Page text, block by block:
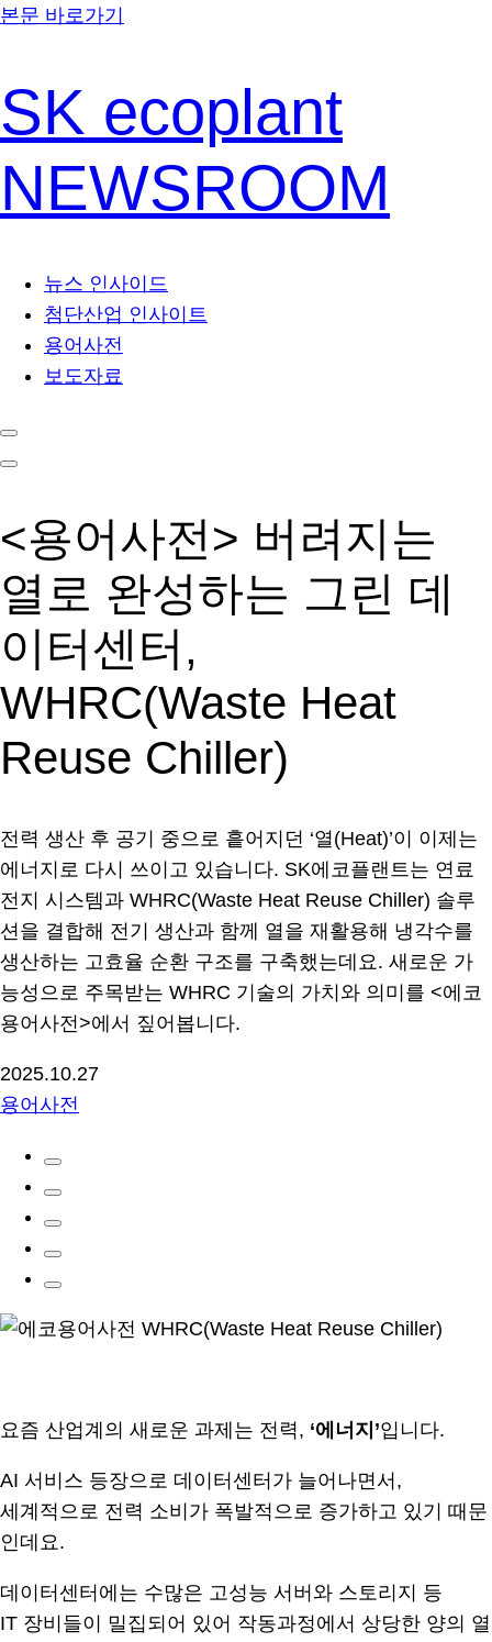
본문 바로가기
SK ecoplant
NEWSROOM
뉴스 인사이드
첨단산업 인사이트
용어사전
보도자료
<용어사전> 버려지는
열로 완성하는 그린 데
이터센터,
WHRC(Waste Heat
Reuse Chiller)
전력 생산 후 공기 중으로 흩어지던 ‘열(Heat)’이 이제는
에너지로 다시 쓰이고 있습니다. SK에코플랜트는 연료
전지 시스템과 WHRC(Waste Heat Reuse Chiller) 솔루
션을 결합해 전기 생산과 함께 열을 재활용해 냉각수를
생산하는 고효율 순환 구조를 구축했는데요. 새로운 가
능성으로 주목받는 WHRC 기술의 가치와 의미를 <에코
용어사전>에서 짚어봅니다.
2025.10.27
용어사전
요즘 산업계의 새로운 과제는 전력, ‘에너지’입니다.
AI 서비스 등장으로 데이터센터가 늘어나면서,
세계적으로 전력 소비가 폭발적으로 증가하고 있기 때문
인데요.
데이터센터에는 수많은 고성능 서버와 스토리지 등
IT 장비들이 밀집되어 있어 작동과정에서 상당한 양의 열